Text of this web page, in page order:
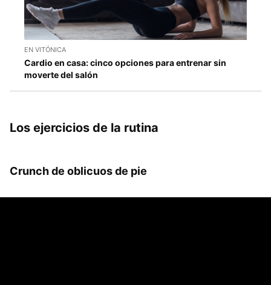
EN VITÓNICA
Cardio en casa: cinco opciones para entrenar sin
moverte del salón
Los ejercicios de la rutina
Crunch de oblicuos de pie